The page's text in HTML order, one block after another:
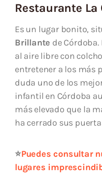
Restaurante La
Es un lugar bonito,
Brillante de
al aire libre con
entretener a los más
duda uno de los
infantil en Córdoba
más elevado que la
ha cerrado sus
⭐Puedes consultar
lugares